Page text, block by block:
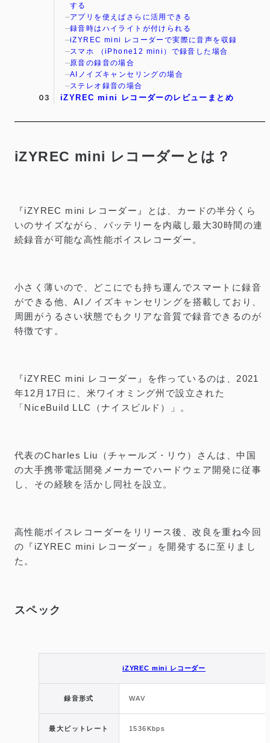
する
アプリを使えばさらに活用できる
録音時はハイライトが付けられる
iZYREC mini レコーダーで実際に音声を収録
スマホ （iPhone12 mini）で録音した場合
原音の録音の場合
AIノイズキャンセリングの場合
ステレオ録音の場合
iZYREC mini レコーダーのレビューまとめ
iZYREC mini レコーダーとは？
『iZYREC mini レコーダー』とは、カードの半分くら
いのサイズながら、バッテリーを内蔵し最大30時間の連
続録音が可能な高性能ボイスレコーダー。
小さく薄いので、どこにでも持ち運んでスマートに録音
ができる他、AIノイズキャンセリングを搭載しており、
周囲がうるさい状態でもクリアな音質で録音できるのが
特徴です。
『iZYREC mini レコーダー』を作っているのは、2021
年12月17日に、米ワイオミング州で設立された
「NiceBuild LLC（ナイスビルド）」。
代表のCharles Liu（チャールズ・リウ）さんは、中国
の大手携帯電話開発メーカーでハードウェア開発に従事
し、その経験を活かし同社を設立。
高性能ボイスレコーダーをリリース後、改良を重ね今回
の『iZYREC mini レコーダー』を開発するに至りまし
た。
スペック
iZYREC mini レコーダー
録音形式 WAV
最大ビットレート 1536Kbps